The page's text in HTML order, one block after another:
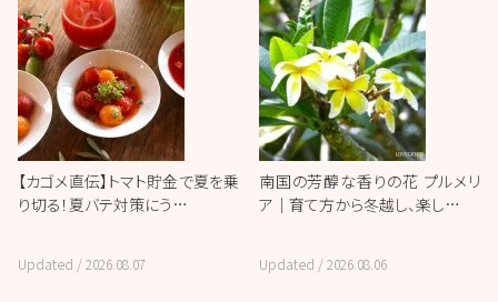
【カゴメ直伝】トマト貯金で夏を乗
り切る！夏バテ対策にう…
Updated /2026.08.07
南国の芳醇な香りの花 プルメリ
ア｜育て方から冬越し、楽し…
Updated /2026.08.06